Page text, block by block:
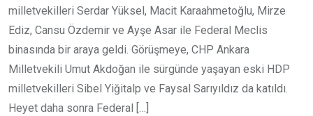
milletvekilleri Serdar Yüksel, Macit Karaahmetoğlu, Mirze
Ediz, Cansu Özdemir ve Ayşe Asar ile Federal Meclis
binasında bir araya geldi. Görüşmeye, CHP Ankara
Milletvekili Umut Akdoğan ile sürgünde yaşayan eski HDP
milletvekilleri Sibel Yiğitalp ve Faysal Sarıyıldız da katıldı.
Heyet daha sonra Federal […]